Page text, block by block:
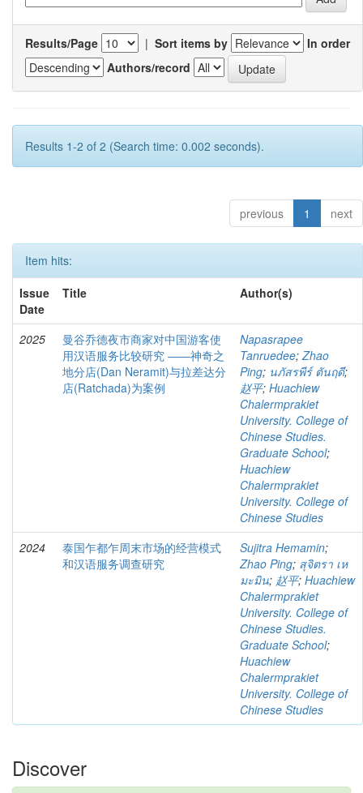
Results/Page | Sort items by
In order
Authors/record
Results 1-2 of 2 (Search time: 0.002 seconds).
previous 1 next
Item hits:
Issue
Date
Title Author(s)
2025
曼谷乔德夜市商家对中国游客使
用汉语服务比较研究 ――神奇之
地分店(Dan Neramit)与拉差达分
店(Ratchada)为案例
Napasrapee
Tanruedee;Zhao
Ping; นภัสรพีร์ ตันฤดี;
赵平; Huachiew
Chalermprakiet
University. College of
Chinese Studies.
Graduate School;
Huachiew
Chalermprakiet
University. College of
Chinese Studies
2024
泰国乍都乍周末市场的经营模式
和汉语服务调查研究
Sujitra Hemamin;
Zhao Ping; สุจิตรา เห
มะมิน; 赵平; Huachiew
Chalermprakiet
University. College of
Chinese Studies.
Graduate School;
Huachiew
Chalermprakiet
University. College of
Chinese Studies
Discover